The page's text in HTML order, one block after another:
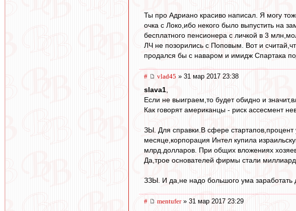
Ты про Адриано красиво написал. Я могу
очка с Локо,ибо некого было выпустить на
бесплатного пенсионера с личкой в 3
ЛЧ не позорились с Поповым. Вот и
продался бы с наваром и имидж Спартака
# vlad45 » 31 мар 2017 23:38
slava1
Если не выиграем,то будет обидно и
Как говорят американцы - риск ассесмент
ЗЫ. Для справки.В сфере стартапов,процент
месяце,корпорация Интел купила
млрд.долларов. При общих вложениях
Да,трое основателей фирмы стали
ЗЗЫ. И да,не надо большого ума
# mentufer» 31 мар 2017 23:29